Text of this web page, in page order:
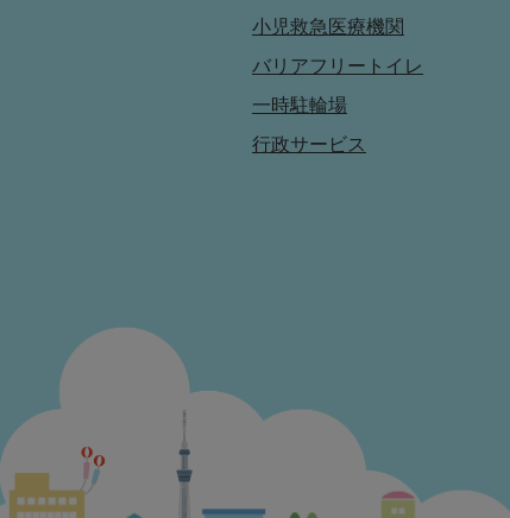
小児救急医療機関
バリアフリートイレ
一時駐輪場
行政サービス